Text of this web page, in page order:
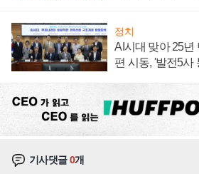
정치
AI시대 맞아 25년
편 시동, '발전5사
기사댓글0개